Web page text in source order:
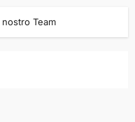
nostro Team